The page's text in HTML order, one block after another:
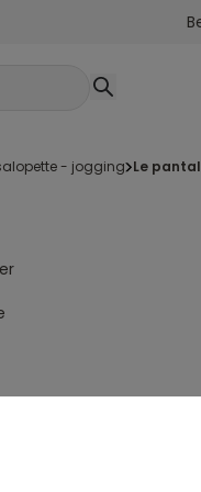
- jogging le